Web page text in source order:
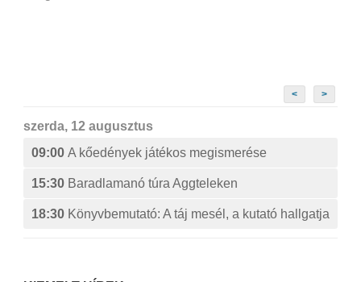
< >
szerda, 12 augusztus
09:00 A kőedények játékos megismerése
15:30 Baradlamanó túra Aggteleken
18:30 Könyvbemutató: A táj mesél, a kutató hallgatja